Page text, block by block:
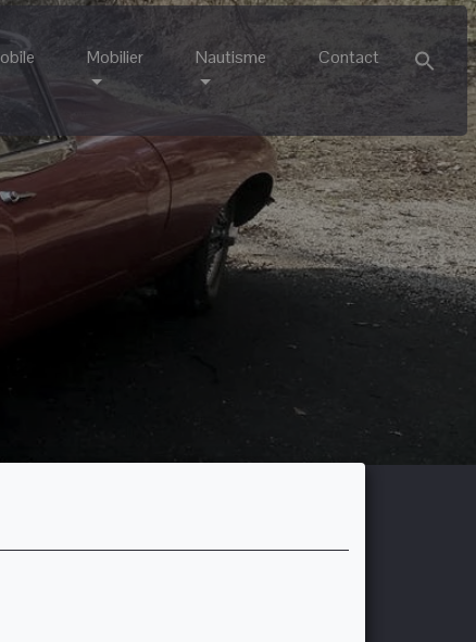
Mobilier Nautisme Contact
for: